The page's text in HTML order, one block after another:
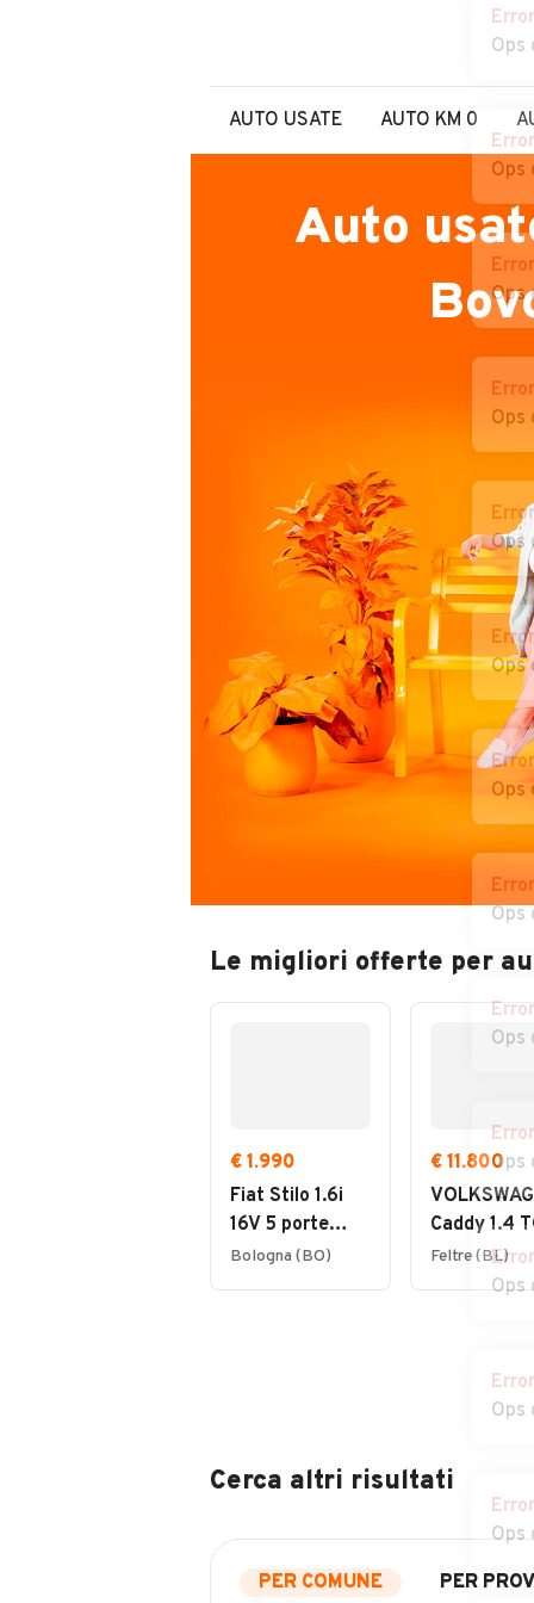
AUTO USATE AUTO KM 0
Auto
Le migliori offerte per
€ 1.990
Fiat Stilo 1.6i
16V 5 porte
Active, IMP.
Bologna (BO)
€ 11.800
Caddy 1.4
Furgone
Business
Feltre (BL)
Cerca altri risultati
PER COMUNE PER
Error
Ops
Error
Ops
Error
Ops
Error
Ops
Error
Ops
Error
Ops
Error
Ops
Error
Ops
Error
Ops
Error
Ops
Error
Ops
Error
Ops
Error
Ops